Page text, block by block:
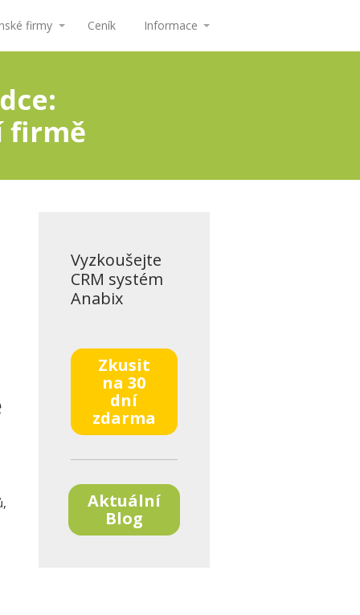
firmy Ceník Informace
firmě
Vyzkoušejte
CRM systém
Anabix
Zkusit
na 30
dní
zdarma
Aktuální
Blog